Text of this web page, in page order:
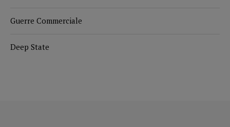
Guerre Commerciale
Deep State